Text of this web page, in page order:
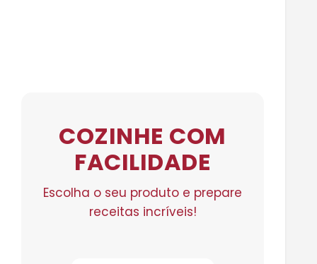
COZINHE COM
FACILIDADE
Escolha o seu produto e prepare
receitas incríveis!